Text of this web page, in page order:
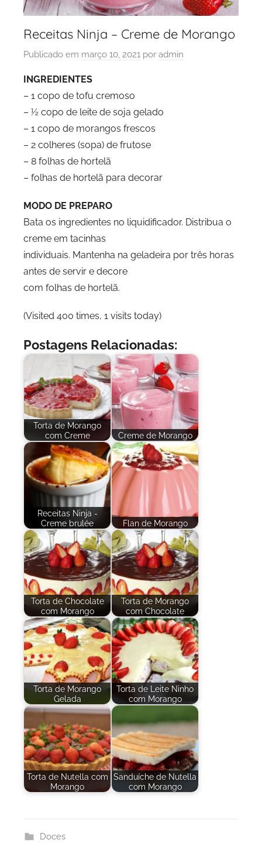
Receitas Ninja – Creme de Morango
Publicado em março 10, 2021 por admin
INGREDIENTES
– 1 copo de tofu cremoso
– ½ copo de leite de soja gelado
– 1 copo de morangos frescos
– 2 colheres (sopa) de frutose
– 8 folhas de hortelã
– folhas de hortelã para decorar
MODO DE PREPARO
Bata os ingredientes no liquidificador. Distribua o
creme em tacinhas
individuais. Mantenha na geladeira por três horas
antes de servir e decore
com folhas de hortelã.
(Visited 400 times, 1 visits today)
Postagens Relacionadas:
Torta de Morango
com Creme
Creme de Morango
Receitas Ninja -
Creme brulée
Flan de Morango
Torta de Chocolate
com Morango
Torta de Morango
com Chocolate
Torta de Morango
Gelada
Torta de Leite Ninho
com Morango
Torta de Nutella com
Morango
Sanduíche de Nutella
com Morango
Doces